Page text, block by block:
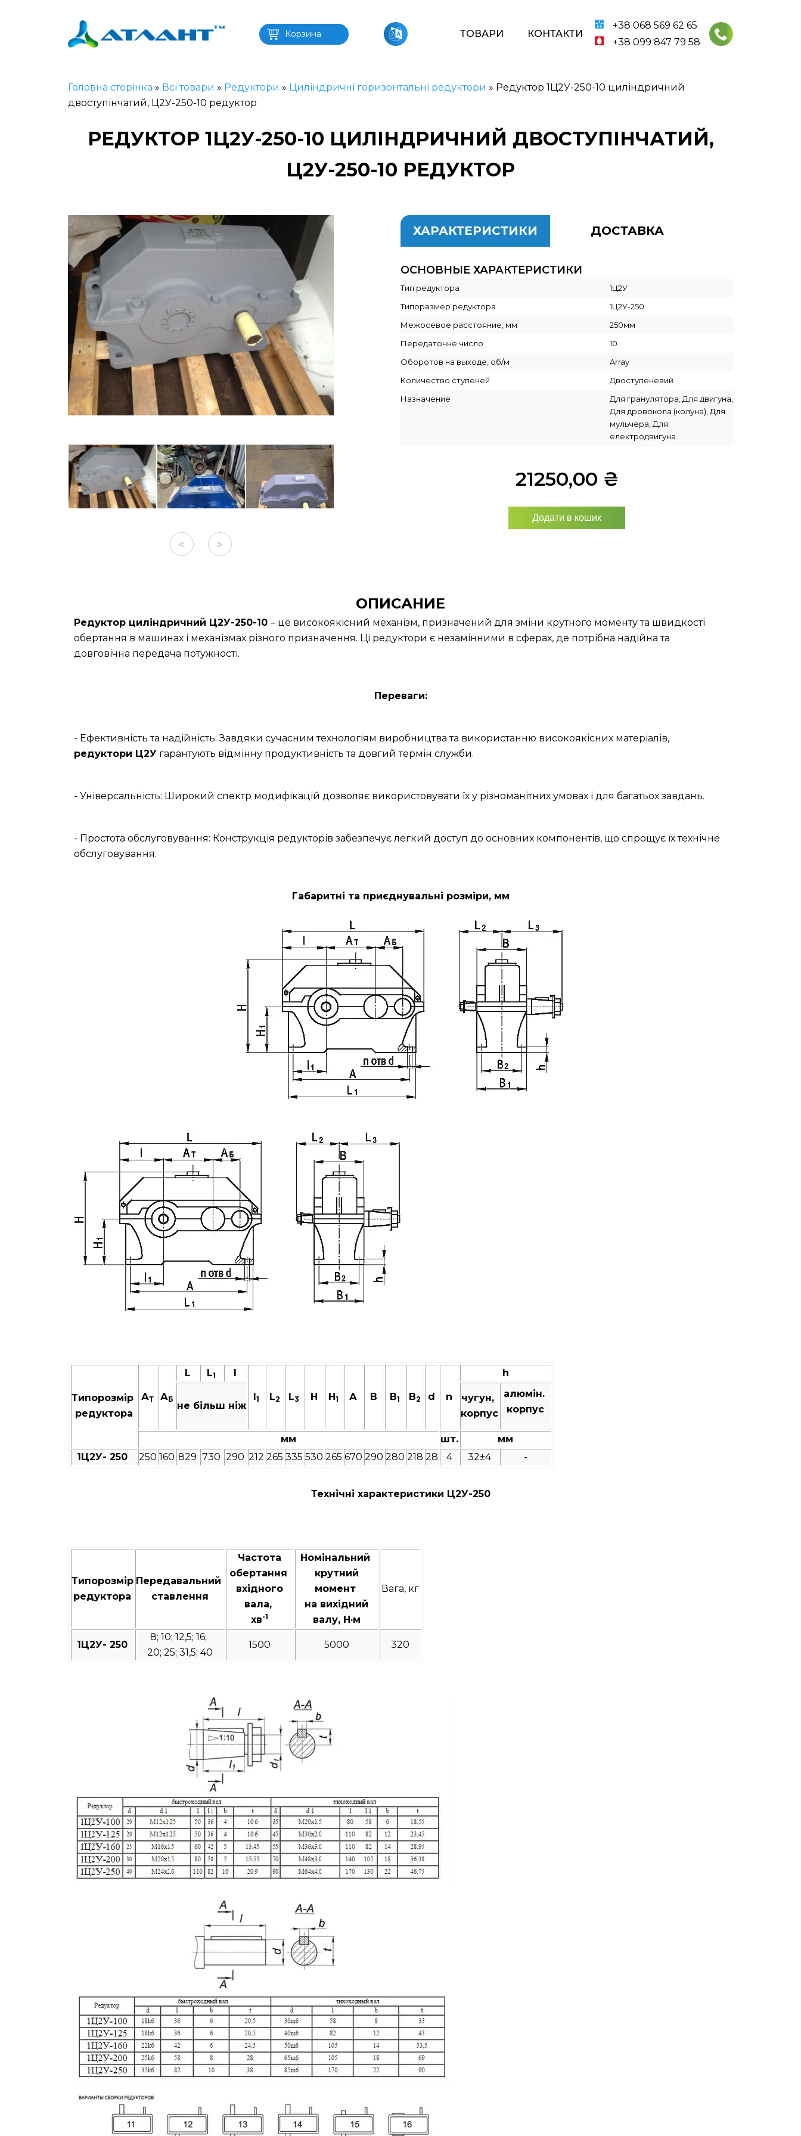
Корзина ТОВАРИ КОНТАКТИ
+38 068 569 62 65
+38 099 847 79 58
Головна сторінка » Всі товари » Редуктори » Циліндричні горизонтальні редуктори » Редуктор 1Ц2У-250-10 циліндричний
двоступінчатий, Ц2У-250-10 редуктор
РЕДУКТОР 1Ц2У-250-10 ЦИЛІНДРИЧНИЙ ДВОСТУПІНЧАТИЙ,
Ц2У-250-10 РЕДУКТОР
< >
ХАРАКТЕРИСТИКИ ДОСТАВКА
ОСНОВНЫЕ ХАРАКТЕРИСТИКИ
Тип редуктора
1Ц2У
Типоразмер редуктора
1Ц2У-250
Межосевое расстояние, мм
250мм
Передаточне число
10
Оборотов на выходе, об/м
Array
Количество ступеней
Двоступеневий
Назначение
Для гранулятора, Для двигуна,
Для дровокола (колуна), Для
мульчера, Для
електродвигуна
21250,00 ₴
Додати в кошик
ОПИСАНИЕ
Редуктор циліндричний Ц2У-250-10 – це високоякісний механізм, призначений для зміни крутного моменту та швидкості
обертання в машинах і механізмах різного призначення. Ці редуктори є незамінними в сферах, де потрібна надійна та
довговічна передача потужності.
Переваги:
- Ефективність та надійність: Завдяки сучасним технологіям виробництва та використанню високоякісних матеріалів,
редуктори Ц2Угарантують відмінну продуктивність та довгий термін служби.
- Універсальність: Широкий спектр модифікацій дозволяє використовувати їх у різноманітних умовах і для багатьох завдань.
- Простота обслуговування: Конструкція редукторів забезпечує легкий доступ до основних компонентів, що спрощує їх технічне
обслуговування.
Габаритні та приєднувальні розміри, мм
Типорозмір
редуктора
АТ АБ
L L1 I
I1 L2 L3 Н H1 А В B1 B2 d n
h
не більш ніж
чугун,
корпус
алюмін.
корпус
мм шт.
мм
1Ц2У- 250
250 160 829 730 290 212 265 335 530 265 670 290 280 218 28 4 32±4 -
Технічні характеристики Ц2У-250
Типорозмір
редуктора
Передавальний
ставлення
Частота
обертання
вхідного
вала,
хв-1
Номінальний
крутний
момент
на вихідний
валу, Н·м
Вага, кг
1Ц2У- 250
8; 10; 12,5; 16;
20; 25; 31,5; 40
1500 5000 320